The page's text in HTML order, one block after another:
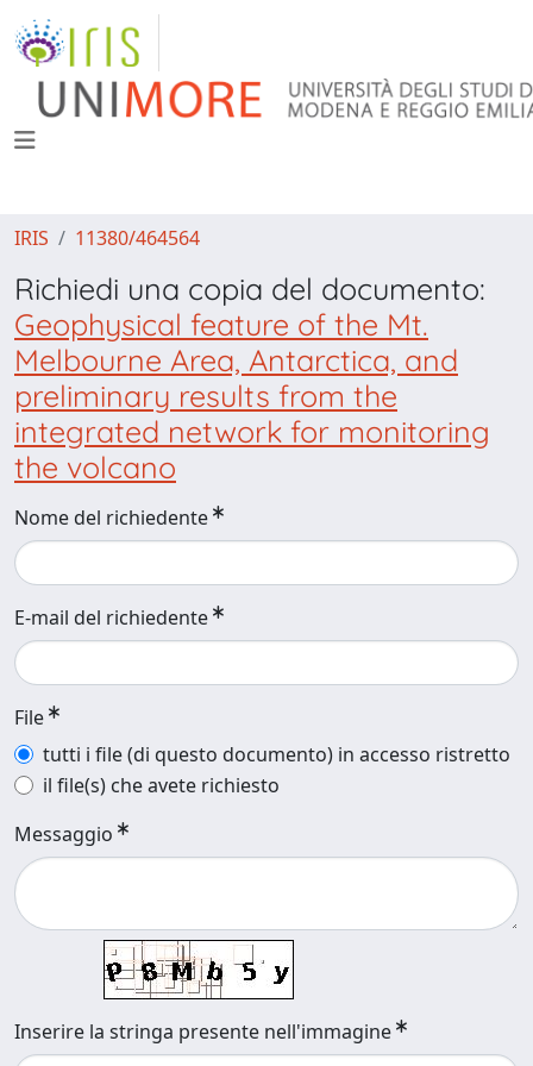
IRIS 11380/464564
Richiedi una copia del documento:
Geophysical feature of the Mt.
Melbourne Area, Antarctica, and
preliminary results from the
integrated network for monitoring
the volcano
Nome del richiedente
E-mail del richiedente
File
tutti i file (di questo documento) in accesso ristretto
il file(s) che avete richiesto
Messaggio
Inserire la stringa presente nell'immagine